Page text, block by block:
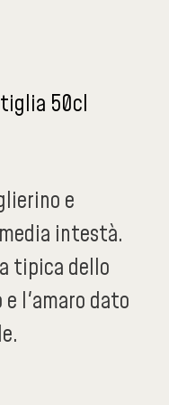
50cl
e
intestà.
tipica dello
l'amaro dato